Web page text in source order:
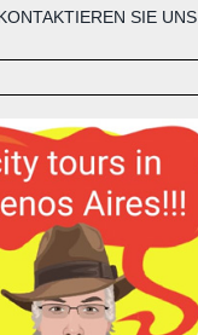
SIE UNS